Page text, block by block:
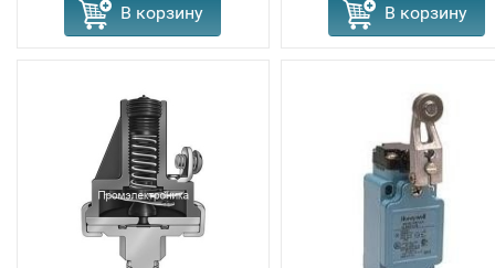
В корзину В корзину